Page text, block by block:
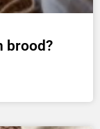
brood?